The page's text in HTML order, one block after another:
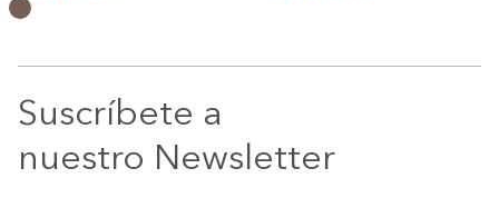
Suscríbete a
nuestro Newsletter